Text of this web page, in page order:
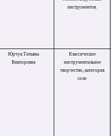
инструментов.
Юрчук Татьяна
Викторовна
Классическое
инструментальное
творчество, категория
соло